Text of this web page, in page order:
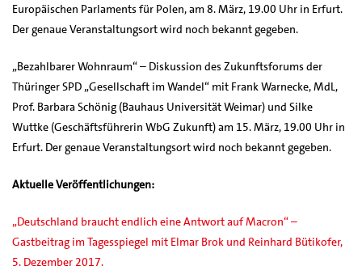
Europäischen Parlaments für Polen, am 8. März, 19.00 Uhr in Erfurt.
Der genaue Veranstaltungsort wird noch bekannt gegeben.
„Bezahlbarer Wohnraum“ – Diskussion des Zukunftsforums der
Thüringer SPD „Gesellschaft im Wandel“ mit Frank Warnecke, MdL,
Prof. Barbara Schönig (Bauhaus Universität Weimar) und Silke
Wuttke (Geschäftsführerin WbG Zukunft) am 15. März, 19.00 Uhr in
Erfurt. Der genaue Veranstaltungsort wird noch bekannt gegeben.
Aktuelle Veröffentlichungen:
„Deutschland braucht endlich eine Antwort auf Macron“ –
Gastbeitrag im Tagesspiegel mit Elmar Brok und Reinhard Bütikofer,
5. Dezember 2017.